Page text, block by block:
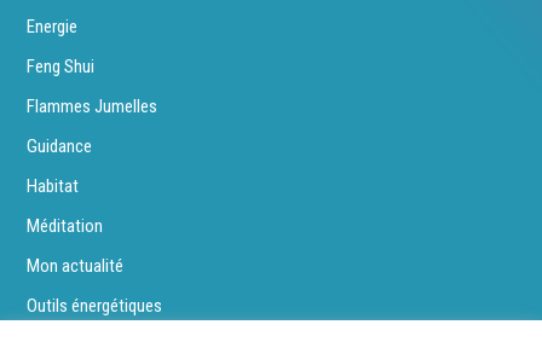
Energie
Feng Shui
Flammes Jumelles
Guidance
Habitat
Méditation
Mon actualité
Outils énergétiques